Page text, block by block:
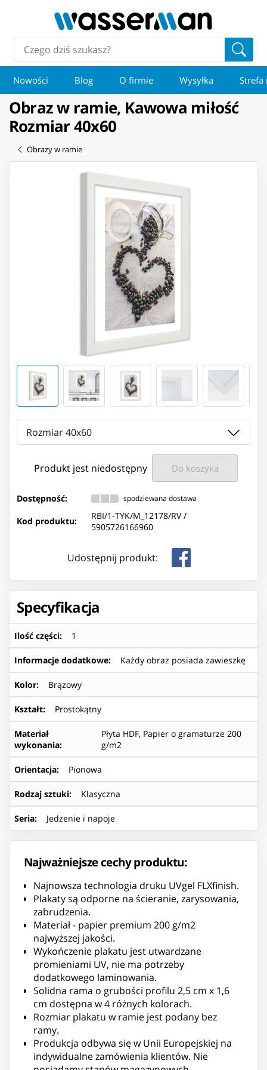
Nowości Blog O firmie Wysyłka Strefa
Obraz w ramie, Kawowa miłość
Rozmiar 40x60
Obrazy w ramie
Rozmiar 40x60
Produkt jest niedostępny Do koszyka
Dostępność: spodziewana dostawa
Kod produktu:
RBI/1-TYK/M_12178/RV /
5905726166960
Udostępnij produkt:
Specyfikacja
Ilość części: 1
Informacje dodatkowe: Każdy obraz posiada zawieszkę
Kolor: Brązowy
Kształt: Prostokątny
Materiał
wykonania:
Płyta HDF, Papier o gramaturze 200
g/m2
Orientacja: Pionowa
Rodzaj sztuki: Klasyczna
Seria: Jedzenie i napoje
Najważniejsze cechy produktu:
Najnowsza technologia druku UVgel FLXfinish.
Plakaty są odporne na ścieranie, zarysowania,
zabrudzenia.
Materiał - papier premium 200 g/m2
najwyższej jakości.
Wykończenie plakatu jest utwardzane
promieniami UV, nie ma potrzeby
dodatkowego laminowania.
Solidna rama o grubości profilu 2,5 cm x 1,6
cm dostępna w 4 różnych kolorach.
Rozmiar plakatu w ramie jest podany bez
ramy.
Produkcja odbywa się w Unii Europejskiej na
indywidualne zamówienia klientów. Nie